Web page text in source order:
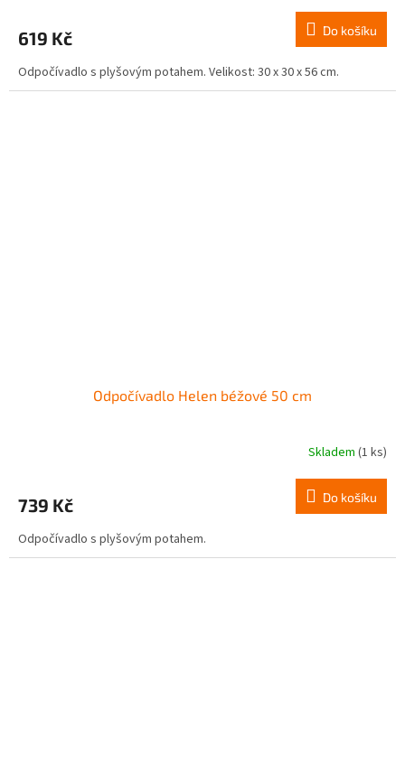
619 Kč Do košíku
Odpočívadlo s plyšovým potahem. Velikost: 30 x 30 x 56 cm.
Odpočívadlo Helen béžové 50 cm
Skladem (1 ks)
739 Kč Do košíku
Odpočívadlo s plyšovým potahem.